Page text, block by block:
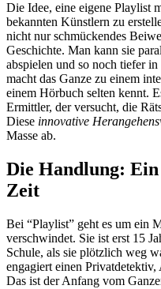
Die Idee, eine eigene Playlist
bekannten Künstlern zu
nicht nur schmückendes
Geschichte. Man kann sie
abspielen und so noch tiefer
macht das Ganze zu einem
einem Hörbuch selten kennt.
Ermittler, der versucht, die
Diese innovative
Masse ab.
Die Handlung:
Zeit
Bei “Playlist” geht es um ein
verschwindet. Sie ist erst 15
Schule, als sie plötzlich weg
engagiert einen
Das ist der Anfang vom